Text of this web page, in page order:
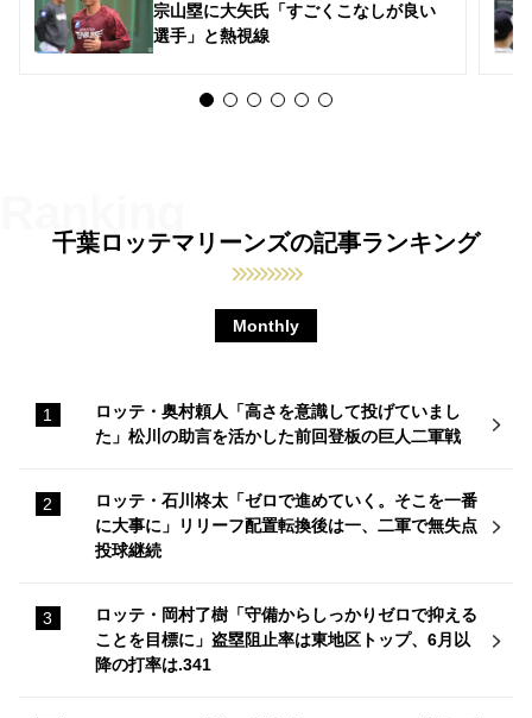
宗山塁に大矢氏「すごくこなしが良い
選手」と熱視線
千葉ロッテマリーンズの記事ランキング
Monthly
ロッテ・奥村頼人「高さを意識して投げていまし
た」松川の助言を活かした前回登板の巨人二軍戦
ロッテ・石川柊太「ゼロで進めていく。そこを一番
に大事に」リリーフ配置転換後は一、二軍で無失点
投球継続
ロッテ・岡村了樹「守備からしっかりゼロで抑える
ことを目標に」盗塁阻止率は東地区トップ、6月以
降の打率は.341